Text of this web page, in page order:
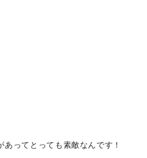
ってとっても素敵なんです！